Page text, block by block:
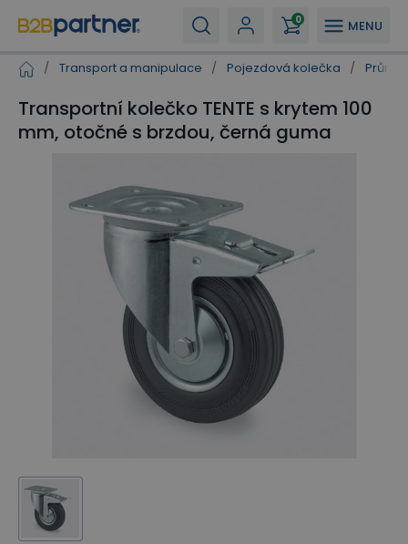
MENU
0
/ Transport a manipulace / Pojezdová kolečka /
Transportní kolečko TENTE s krytem 100
mm, otočné s brzdou, černá guma